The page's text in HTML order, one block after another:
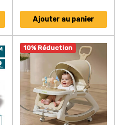
Ajouter au panier
10% Réduction